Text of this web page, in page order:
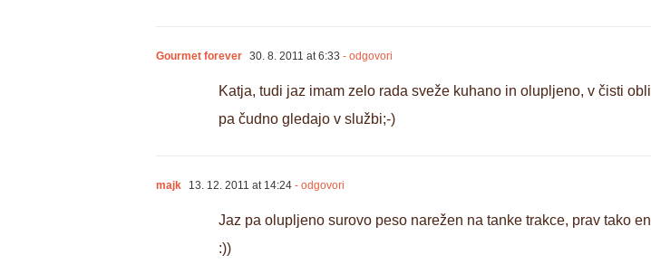
Gourmet forever 30. 8. 2011 at 6:33 - odgovori
Katja, tudi jaz imam zelo rada sveže kuhano in olupljeno, v čisti
pa čudno gledajo v službi;-)
majk 13. 12. 2011 at 14:24 - odgovori
Jaz pa olupljeno surovo peso narežen na tanke trakce, prav tako
:))